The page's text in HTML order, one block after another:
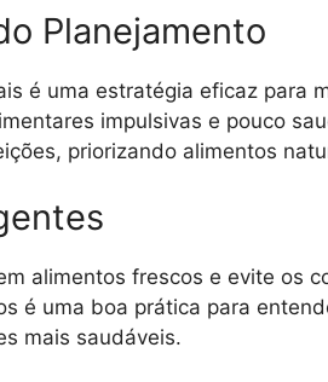
Planejamento
é uma estratégia eficaz para
impulsivas e pouco
priorizando alimentos
alimentos frescos e evite os
é uma boa prática para
mais saudáveis.